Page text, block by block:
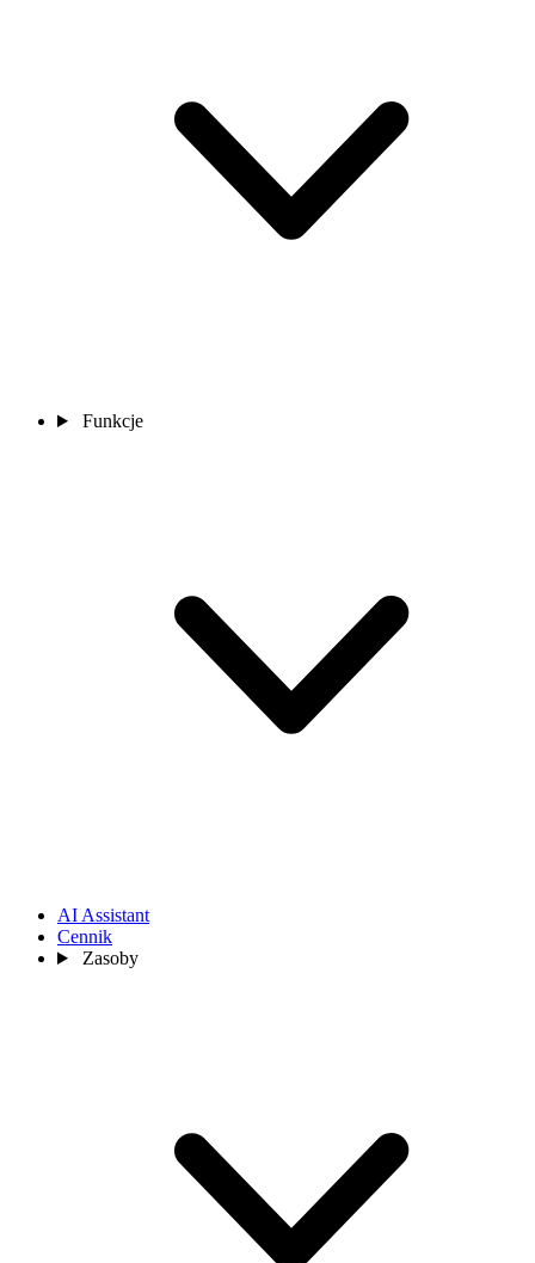
Funkcje
AI Assistant
Cennik
Zasoby